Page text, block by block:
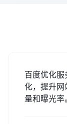
百度优化
化，提升
量和曝光率。